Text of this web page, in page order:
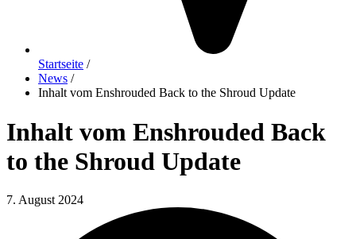
Startseite /
News /
Inhalt vom Enshrouded Back to the Shroud Update
Inhalt vom Enshrouded Back
to the Shroud Update
7. August 2024